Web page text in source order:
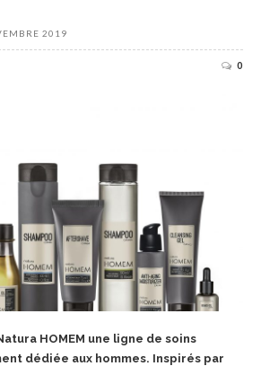
2019
0
HOMEM une ligne de soins
dédiée aux hommes. Inspirés par